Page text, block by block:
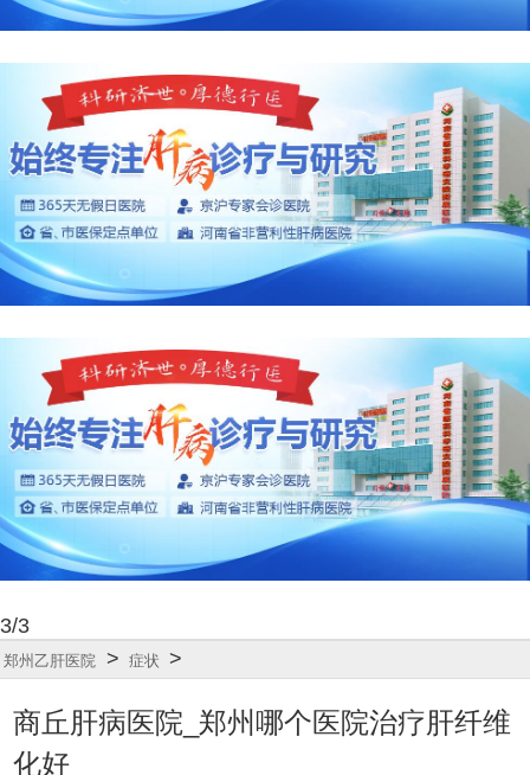
3/3
郑州乙肝医院 > 症状 >
商丘肝病医院_郑州哪个医院治疗肝纤维
化好